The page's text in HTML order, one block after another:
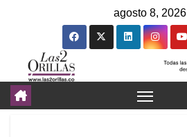
agosto 8, 2026